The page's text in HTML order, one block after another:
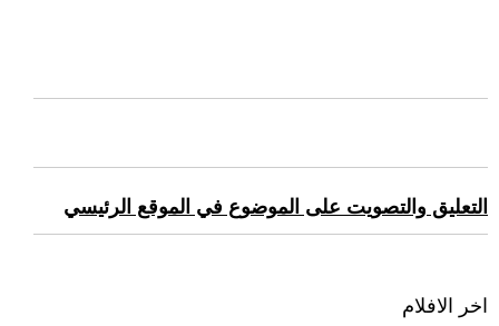
التعليق والتصويت على الموضوع في الموقع الرئيسي
اخر الافلام